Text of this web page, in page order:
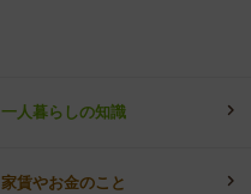
一人暮らしの知識
家賃やお金のこと